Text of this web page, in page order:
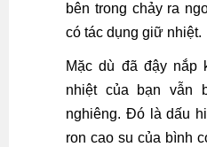
bên trong chảy ra
có tác dụng giữ nhiệt.
Mặc dù đã đậy nắp
nhiệt của bạn vẫn
nghiêng. Đó là dấu
ron cao su của bình